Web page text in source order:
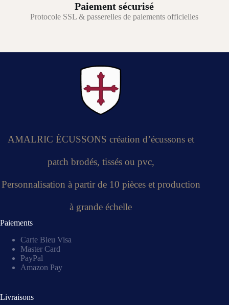
Paiement sécurisé
Protocole SSL & passerelles de paiements officielles
AMALRIC ÉCUSSONS création d’écussons et
patch brodés, tissés ou pvc,
Personnalisation à partir de 10 pièces et production
à grande échelle
Paiements
Carte Bleu Visa
Master Card
PayPal
Amazon Pay
Livraisons